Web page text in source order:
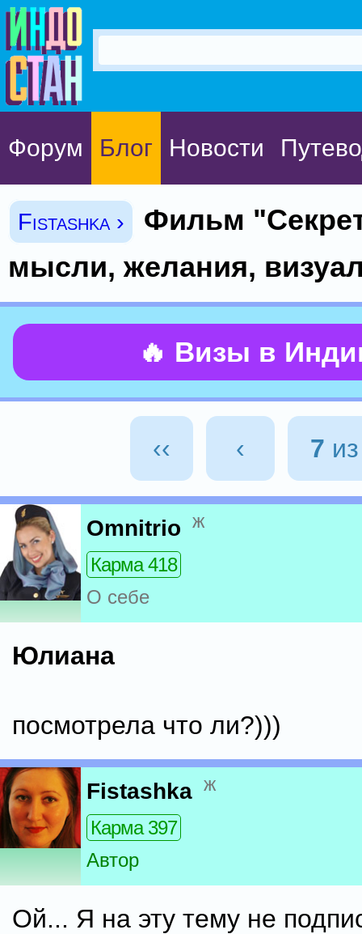
Форум Блог Новости
Fistashka ›
Фильм
мысли, желания,
🔥 Визы в
‹‹ ‹ 7
Omnitrio ж
Карма 418
О себе
Юлиана
посмотрела что ли?)))
Fistashka ж
Карма 397
Автор
Ой... Я на эту тему не